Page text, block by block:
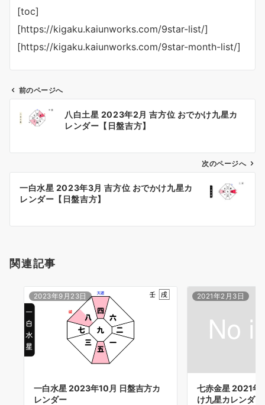
[toc]
[https://kigaku.kaiunworks.com/9star-list/]
[https://kigaku.kaiunworks.com/9star-month-list/]
ビ
ン
前のページへ
八白土星 2023年2月 吉方位 おでかけ九星カ
レンダー【日盤吉方】
次のページへ
一白水星 2023年3月 吉方位 おでかけ九星カ
レンダー【日盤吉方】
関連記事
2023年9月23日
一白水星 2023年10月 日盤吉方カ
レンダー
2021年2月3日
七赤金星 2021年
け九星カレンダ